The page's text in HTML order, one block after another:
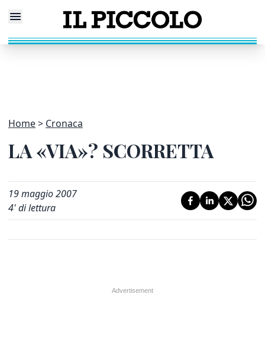
Home Cronaca
LA «VIA»? SCORRETTA
19 maggio 2007
4' di lettura